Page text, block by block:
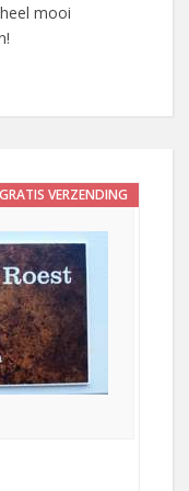
mooi
GRATIS VERZENDING